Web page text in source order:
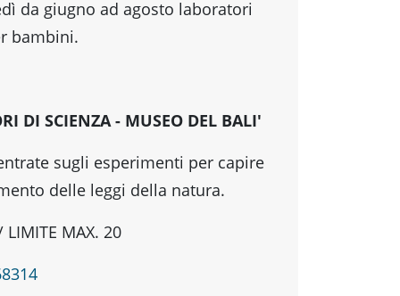
da giugno ad agosto laboratori
bambini.
DI SCIENZA - MUSEO DEL BALI'
sugli esperimenti per capire
delle leggi della natura.
MAX. 20